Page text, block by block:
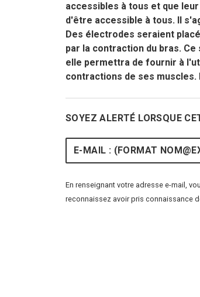
accessibles à tous et que
d'être accessible à tous. Il
Des électrodes seraient
par la contraction du bras.
elle permettra de fournir à
contractions de ses muscles.
SOYEZ ALERTÉ LORSQUE
E-mail
En renseignant votre adresse e-mail,
reconnaissez avoir pris connaissance